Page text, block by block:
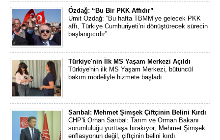
Özdağ: “Bu Bir PKK Affıdır”
Ümit Özdağ: “Bu hafta TBMM’ye gelecek PKK
affı, Türkiye Cumhuriyeti’ni dönüştürecek sürecin
başlangıcıdır”
Türkiye'nin İlk MS Yaşam Merkezi Açıldı
Türkiye'nin ilk MS Yaşam Merkezi, bütüncül
bakım modeliyle hizmete başladı
Sarıbal: Mehmet Şimşek Çiftçinin Belini Kırdı
CHP'li Orhan Sarıbal: Tarım ve Orman Bakanı
sorumluluğu yurttaşa bırakıyor; Mehmet Şimşek
enflasyonun değil, çiftçinin belini kırdı